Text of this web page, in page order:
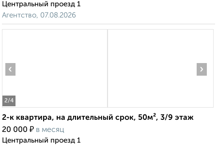
Центральный проезд 1
Агентство, 07.08.2026
2/4
‹ ›
2-к квартира, на длительный срок, 50м², 3/9 этаж
20 000 ₽ в месяц
Центральный проезд 1